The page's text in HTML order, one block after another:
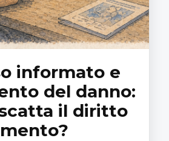
informato e
del danno:
il diritto